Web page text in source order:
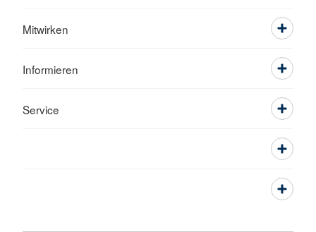
Mitwirken
Informieren
Service